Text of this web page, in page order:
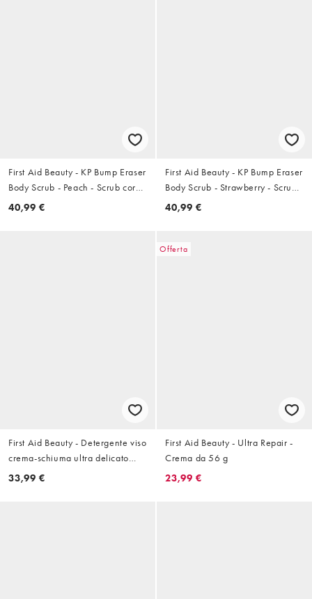
First Aid Beauty - KP Bump Eraser
Body Scrub - Peach - Scrub corpo
226g
40,99 €
First Aid Beauty - KP Bump Eraser
Body Scrub - Strawberry - Scrub
corpo 226g
40,99 €
First Aid Beauty - Detergente viso
crema-schiuma ultra delicato
170.1g
33,99 €
Offerta
First Aid Beauty - Ultra Repair -
Crema da 56 g
23,99 €